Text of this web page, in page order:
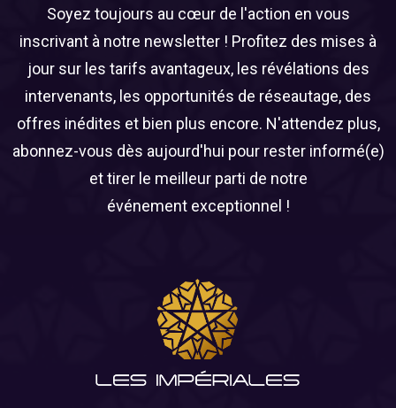
Soyez toujours au cœur de l'action en vous
inscrivant à notre newsletter ! Profitez des mises à
jour sur les tarifs avantageux, les révélations des
intervenants, les opportunités de réseautage, des
offres inédites et bien plus encore. N'attendez plus,
abonnez-vous dès aujourd'hui pour rester informé(e)
et tirer le meilleur parti de notre
événement exceptionnel !